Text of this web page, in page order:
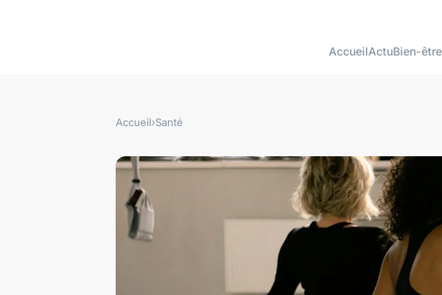
AccueilActuBien-être
Accueil›Santé